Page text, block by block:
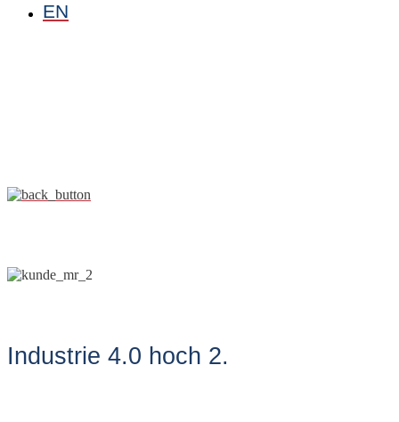
EN
Industrie 4.0 hoch 2.